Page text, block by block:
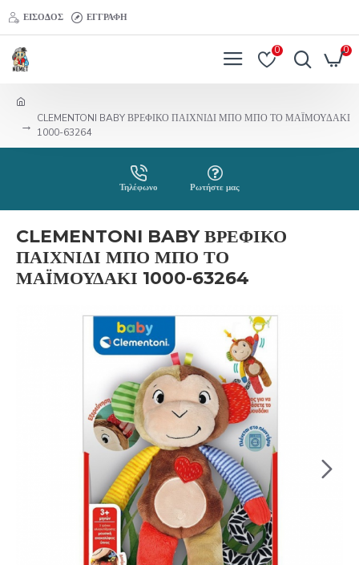
ΕΊΣΟΔΟΣ ΕΓΓΡΑΦΉ
0 0
CLEMENTONI BABY ΒΡΕΦΙΚΟ ΠΑΙΧΝΙΔΙ ΜΠΟ ΜΠΟ ΤΟ ΜΑΪΜΟΥΔΑΚΙ
1000-63264
Τηλέφωνο Ρωτήστε μας
CLEMENTONI BABY ΒΡΕΦΙΚΟ
ΠΑΙΧΝΙΔΙ ΜΠΟ ΜΠΟ ΤΟ
ΜΑΪΜΟΥΔΑΚΙ 1000-63264